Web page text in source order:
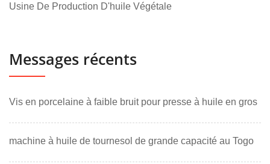
Usine De Production D'huile Végétale
Messages récents
Vis en porcelaine à faible bruit pour presse à huile en gros
machine à huile de tournesol de grande capacité au Togo